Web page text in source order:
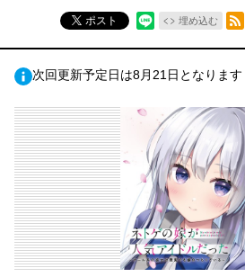
ポスト 埋め込む
RSSフィード
次回更新予定日は8月21日となります